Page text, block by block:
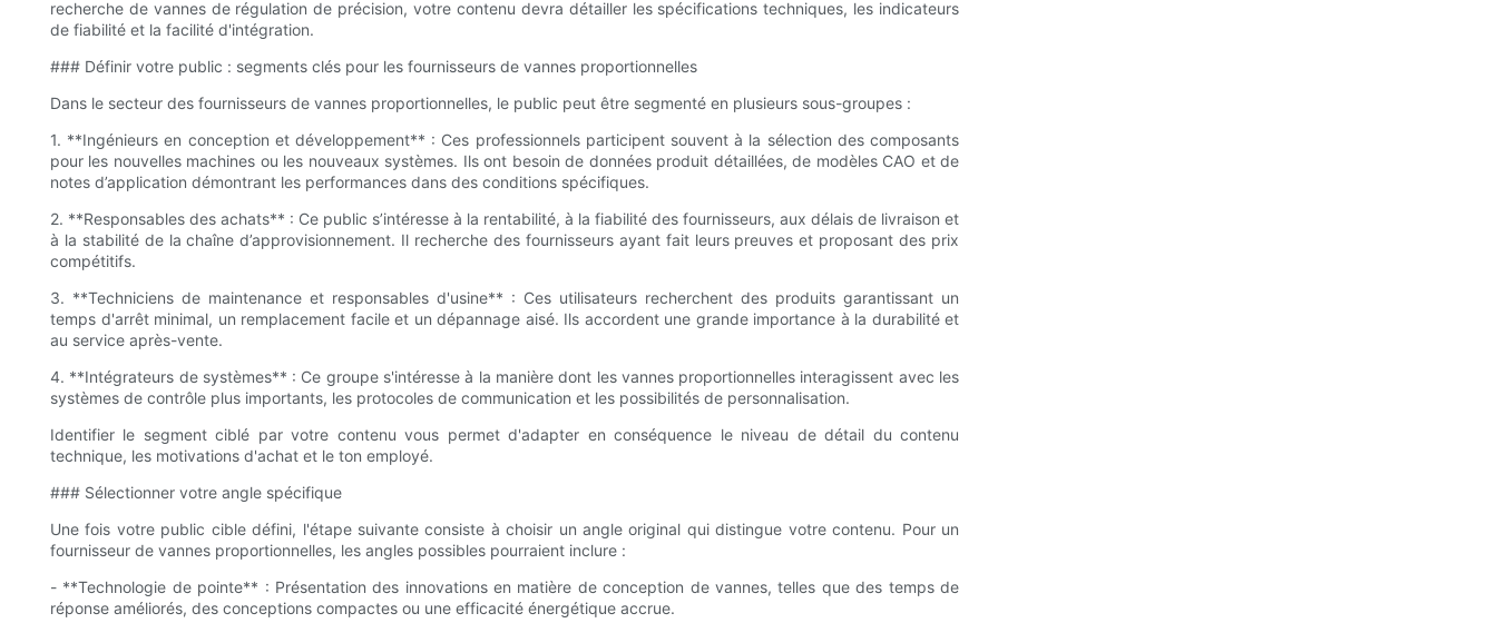
recherche de vannes de régulation de précision, votre contenu devra détailler les spécifications techniques, les indicateurs
de fiabilité et la facilité d'intégration.
### Définir votre public : segments clés pour les fournisseurs de vannes proportionnelles
Dans le secteur des fournisseurs de vannes proportionnelles, le public peut être segmenté en plusieurs sous-groupes :
1. **Ingénieurs en conception et développement** : Ces professionnels participent souvent à la sélection des composants
pour les nouvelles machines ou les nouveaux systèmes. Ils ont besoin de données produit détaillées, de modèles CAO et de
notes d’application démontrant les performances dans des conditions spécifiques.
2. **Responsables des achats** : Ce public s’intéresse à la rentabilité, à la fiabilité des fournisseurs, aux délais de livraison et
à la stabilité de la chaîne d’approvisionnement. Il recherche des fournisseurs ayant fait leurs preuves et proposant des prix
compétitifs.
3. **Techniciens de maintenance et responsables d'usine** : Ces utilisateurs recherchent des produits garantissant un
temps d'arrêt minimal, un remplacement facile et un dépannage aisé. Ils accordent une grande importance à la durabilité et
au service après-vente.
4. **Intégrateurs de systèmes** : Ce groupe s'intéresse à la manière dont les vannes proportionnelles interagissent avec les
systèmes de contrôle plus importants, les protocoles de communication et les possibilités de personnalisation.
Identifier le segment ciblé par votre contenu vous permet d'adapter en conséquence le niveau de détail du contenu
technique, les motivations d'achat et le ton employé.
### Sélectionner votre angle spécifique
Une fois votre public cible défini, l'étape suivante consiste à choisir un angle original qui distingue votre contenu. Pour un
fournisseur de vannes proportionnelles, les angles possibles pourraient inclure :
- **Technologie de pointe** : Présentation des innovations en matière de conception de vannes, telles que des temps de
réponse améliorés, des conceptions compactes ou une efficacité énergétique accrue.